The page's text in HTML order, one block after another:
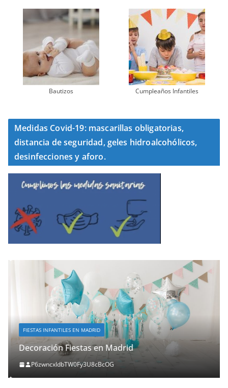
Bautizos Cumpleaños Infantiles
Medidas Covid-19: mascarillas obligatorias,
distancia de seguridad, geles hidroalcohólicos,
desinfecciones y aforo.
FIESTAS INFANTILES EN MADRID
Decoración Fiestas en Madrid
P6zwncxIdbTW0Fy3U8cBcOG